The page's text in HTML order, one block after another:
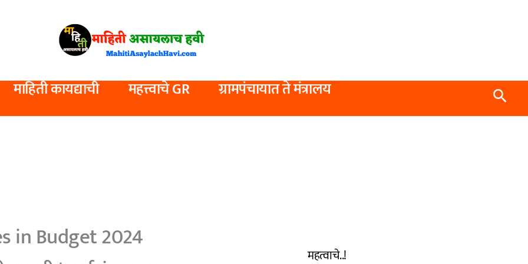
माहिती कायद्याची महत्त्वाचे GR ग्रामपंचायात ते मंत्रालय
in Budget 2024
महत्वाचे..!